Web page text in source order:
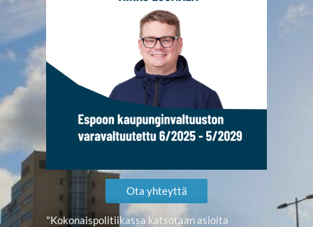
Ota yhteyttä
"Kokonaispolitiikassa katsotaan asioita